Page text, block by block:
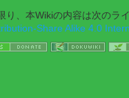
り、本Wikiの内容は次のラ
Share Alike 4.0